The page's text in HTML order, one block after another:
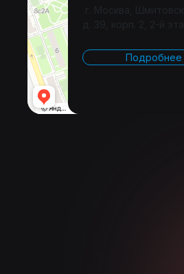
Подробнее